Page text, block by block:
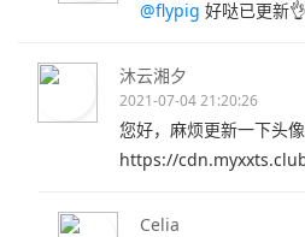
@flypig 好哒已更新👌
沐云湘夕
2021-07-04 21:20:26
您好，麻烦更新一下头像
https://
Celia